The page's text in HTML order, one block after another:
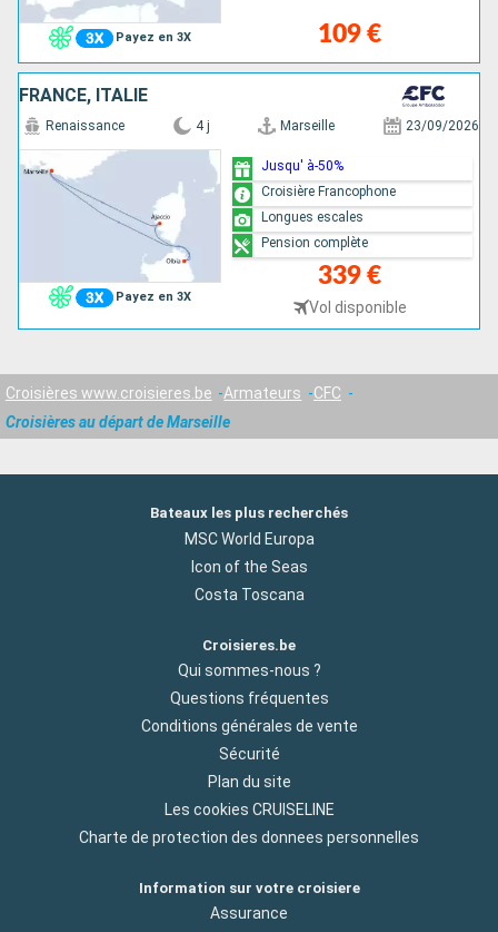
Payez en 3X 109 €
FRANCE, ITALIE
Payez en 3X
Renaissance 4 j Marseille 23/09/2026
339 €
Vol disponible
Jusqu' à-50%
Croisière Francophone
Longues escales
Pension complète
Croisières www.croisieres.be Armateurs
CFC
Croisières au départ de Marseille
Bateaux les plus recherchés
MSC World Europa
Icon of the Seas
Costa Toscana
Croisieres.be
Qui sommes-nous ?
Questions fréquentes
Conditions générales de vente
Sécurité
Plan du site
Les cookies CRUISELINE
Charte de protection des donnees personnelles
Information sur votre croisiere
Assurance